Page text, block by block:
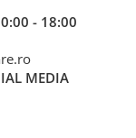
- 18:00
MEDIA